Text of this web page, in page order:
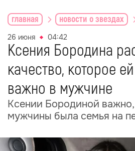
главная новости о звездах
26 июня 04:42
Ксения Бородина
качество, которое
важно в мужчине
Ксении Бородиной
мужчины была семья на